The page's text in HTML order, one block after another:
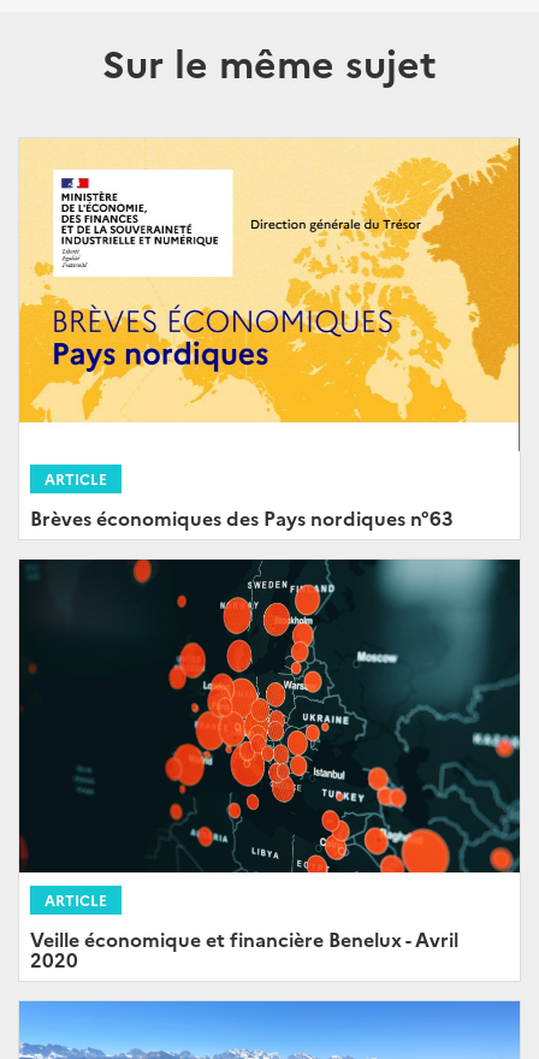
Sur le même sujet
ARTICLE
Brèves économiques des Pays nordiques n°63
ARTICLE
Veille économique et financière Benelux - Avril
2020